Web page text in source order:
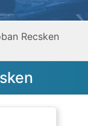
Recsken